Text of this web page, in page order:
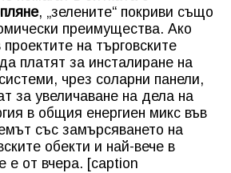
, „зелените“ покриви също
преимущества. Ако
на търговските
платят за инсталиране на
чрез соларни панели,
за увеличаване на дела на
в общия енергиен микс във
със замърсяването на
обекти и най-вече в
е от вчера. [caption